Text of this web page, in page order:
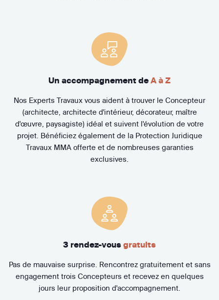
Un accompagnement de A à Z
Nos Experts Travaux vous aident à trouver le Concepteur
(architecte, architecte d'intérieur, décorateur, maître
d'œuvre, paysagiste) idéal et suivent l'évolution de votre
projet. Bénéficiez également de la Protection Juridique
Travaux MMA offerte et de nombreuses garanties
exclusives.
3 rendez-vous gratuits
Pas de mauvaise surprise. Rencontrez gratuitement et sans
engagement trois Concepteurs et recevez en quelques
jours leur proposition d'accompagnement.